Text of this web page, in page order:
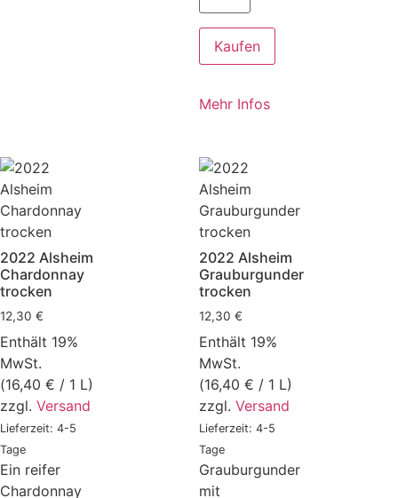
Kaufen
Mehr Infos
2022 Alsheim
Chardonnay
trocken
12,30 €
Enthält 19%
MwSt.
(16,40 € / 1 L)
zzgl. Versand
Lieferzeit: 4-5
Tage
Ein reifer
Chardonnay
2022 Alsheim
Grauburgunder
trocken
12,30 €
Enthält 19%
MwSt.
(16,40 € / 1 L)
zzgl. Versand
Lieferzeit: 4-5
Tage
Grauburgunder
mit